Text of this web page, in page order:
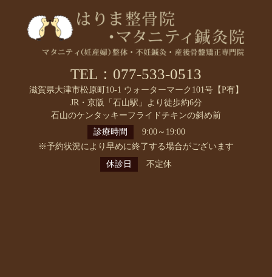
TEL：077-533-0513
滋賀県大津市松原町10-1 ウォーターマーク101号【P有】
JR・京阪「石山駅」より徒歩約6分
石山のケンタッキーフライドチキンの斜め前
診療時間
9:00～19:00
※予約状況により早めに終了する場合がございます
休診日
不定休